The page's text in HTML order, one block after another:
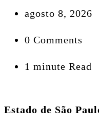
agosto 8, 2026
0 Comments
1 minute Read
Estado de São